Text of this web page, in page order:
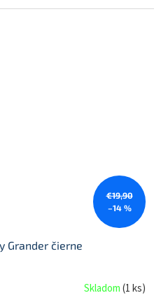
€19,90
–14 %
Grander čierne
Skladom(1 ks)